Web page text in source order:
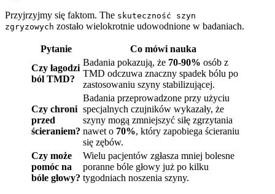
Przyjrzyjmy się faktom. The skuteczność szyn
zgryzowych zostało wielokrotnie udowodnione w badaniach.
Pytanie
Co mówi nauka
Czy łagodzi
ból TMD?
Badania pokazują, że 70-90% osób z
TMD odczuwa znaczny spadek bólu po
zastosowaniu szyny stabilizującej.
Czy chroni
przed
ścieraniem?
Badania przeprowadzone przy użyciu
specjalnych czujników wykazały, że
szyny mogą zmniejszyć siłę zgrzytania
nawet o 70%, który zapobiega ścieraniu
się zębów.
Czy może
pomóc na
bóle głowy?
Wielu pacjentów zgłasza mniej bolesne
poranne bóle głowy już po kilku
tygodniach noszenia szyny.